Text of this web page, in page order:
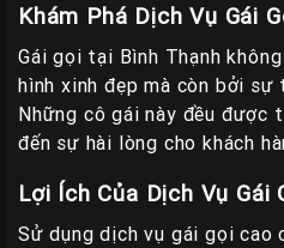
Khám Phá Dịch Vụ Gái
Gái gọi tại Bình Thạnh
hình xinh đẹp mà còn bởi sự
Những cô gái này đều được
đến sự hài lòng cho khách
Lợi Ích Của Dịch Vụ Gái
Sử dụng dịch vụ gái gọi cao